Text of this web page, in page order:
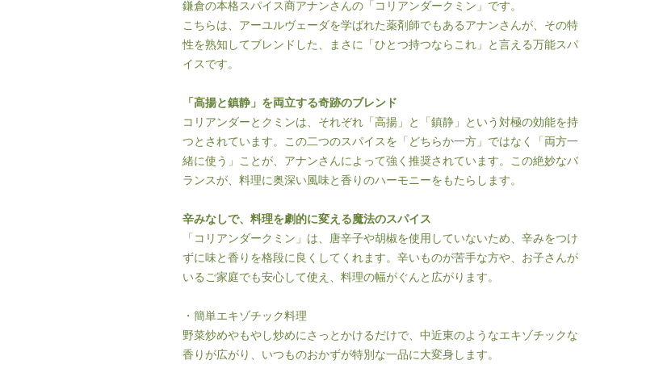
鎌倉の本格スパイス商アナンさんの「コリアンダークミン」です。
こちらは、アーユルヴェーダを学ばれた薬剤師でもあるアナンさんが、その特
性を熟知してブレンドした、まさに「ひとつ持つならこれ」と言える万能スパ
イスです。
「高揚と鎮静」を両立する奇跡のブレンド
コリアンダーとクミンは、それぞれ「高揚」と「鎮静」という対極の効能を持
つとされています。この二つのスパイスを「どちらか一方」ではなく「両方一
緒に使う」ことが、アナンさんによって強く推奨されています。この絶妙なバ
ランスが、料理に奥深い風味と香りのハーモニーをもたらします。
辛みなしで、料理を劇的に変える魔法のスパイス
「コリアンダークミン」は、唐辛子や胡椒を使用していないため、辛みをつけ
ずに味と香りを格段に良くしてくれます。辛いものが苦手な方や、お子さんが
いるご家庭でも安心して使え、料理の幅がぐんと広がります。
・簡単エキゾチック料理
野菜炒めやもやし炒めにさっとかけるだけで、中近東のようなエキゾチックな
香りが広がり、いつものおかずが特別な一品に大変身します。